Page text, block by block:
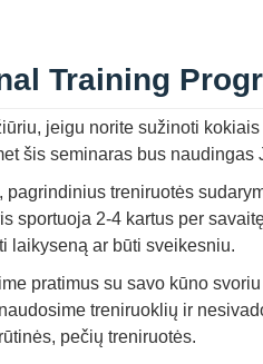
Training
jeigu norite sužinoti
šis seminaras bus naudingas
treniruotės
sportuoja 2-4 kartus per
laikyseną ar būti sveikesniu.
pratimus su savo kūno
treniruoklių ir
pečių treniruotės.